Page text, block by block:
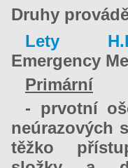
Druhy
Lety
Emergency
Primární
- prvotní
neúrazových
těžko